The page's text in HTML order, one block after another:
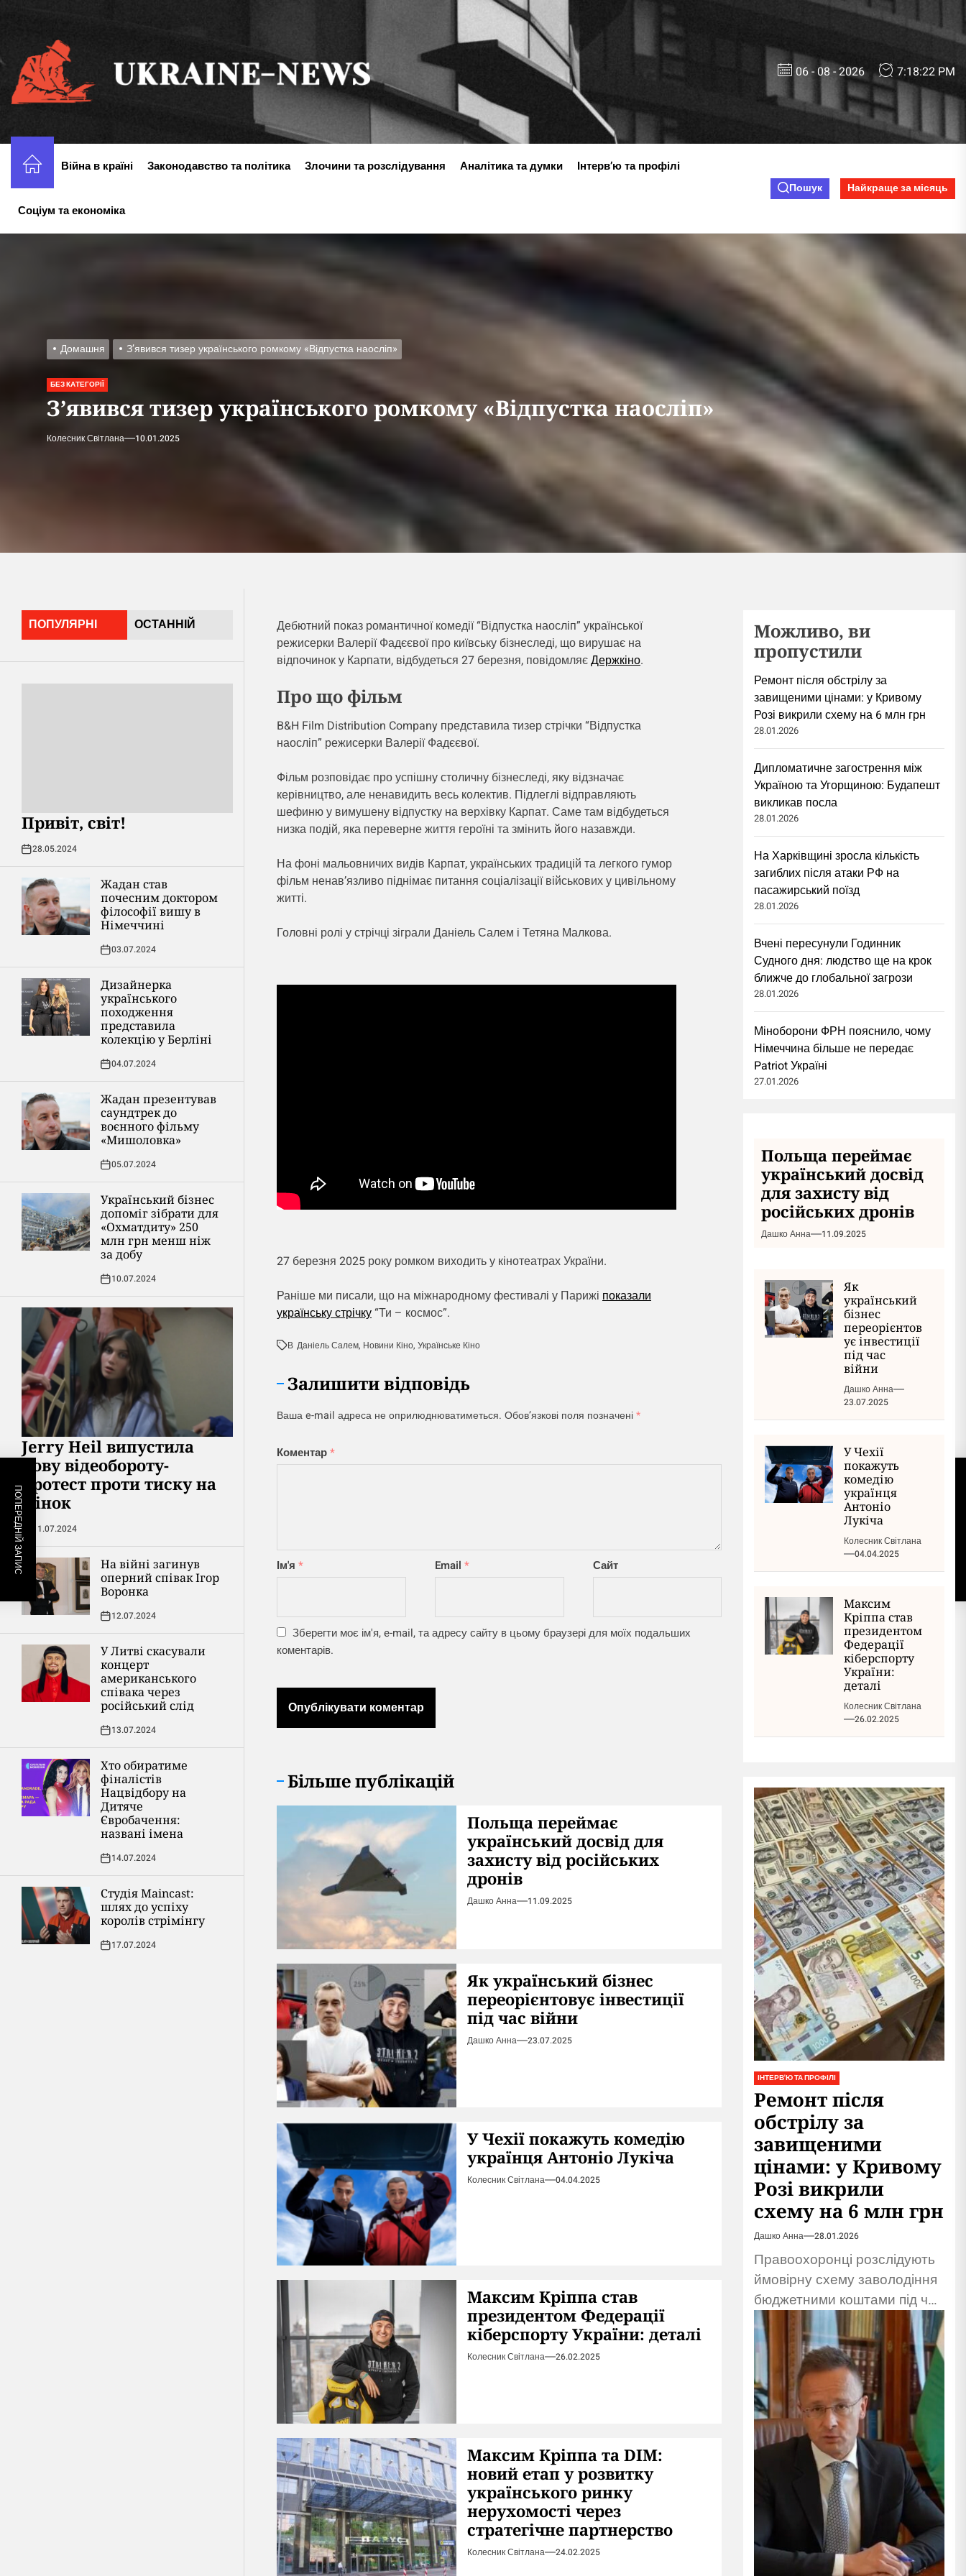
ukraine-
news.in.ua
06 - 08 - 2026 7:18:23 PM
Війна в країні Законодавство та політика Злочини та розслідування Аналітика та думки Інтерв’ю та профілі
Соціум та економіка
Пошук Найкраще за місяць
Домашня З’явився тизер українського ромкому «Відпустка наосліп»
БЕЗ КАТЕГОРІЇ
З’явився тизер українського ромкому «Відпустка наосліп»
Колесник Світлана 10.01.2025
ПОПУЛЯРНІ ОСТАННІЙ
Привіт, світ!
28.05.2024
Жадан став
почесним доктором
філософії вишу в
Німеччині
03.07.2024
Дизайнерка
українського
походження
представила
колекцію у Берліні
04.07.2024
Жадан презентував
саундтрек до
воєнного фільму
«Мишоловка»
05.07.2024
Український бізнес
допоміг зібрати для
«Охматдиту» 250
млн грн менш ніж
за добу
10.07.2024
Jerry Heil випустила
нову відеобороту-
протест проти тиску на
жінок
11.07.2024
На війні загинув
оперний співак Ігор
Воронка
12.07.2024
У Литві скасували
концерт
американського
співака через
російський слід
13.07.2024
Хто обиратиме
фіналістів
Нацвідбору на
Дитяче
Євробачення:
названі імена
14.07.2024
Студія Maincast:
шлях до успіху
королів стрімінгу
17.07.2024
Дебютний показ романтичної комедії “Відпустка наосліп” української
режисерки Валерії Фадєєвої про київську бізнеследі, що вирушає на
відпочинок у Карпати, відбудеться 27 березня, повідомляєДержкіно.
Про що фільм
B&H Film Distribution Company представила тизер стрічки “Відпустка
наосліп” режисерки Валерії Фадєєвої.
Фільм розповідає про успішну столичну бізнеследі, яку відзначає
керівництво, але ненавидить весь колектив. Підлеглі відправляють
шефиню у вимушену відпустку на верхівку Карпат. Саме там відбудеться
низка подій, яка переверне життя героїні та змінить його назавжди.
На фоні мальовничих видів Карпат, українських традицій та легкого гумор
фільм ненав’язливо піднімає питання соціалізації військових у цивільному
житті.
Головні ролі у стрічці зіграли Даніель Салем і Тетяна Малкова.
27 березня 2025 року ромком виходить у кінотеатрах України.
Раніше ми писали, що на міжнародному фестивалі у Парижі показали
українську стрічку“Ти – космос”.
В Даніель Салем, Новини Кіно, Українське Кіно
Залишити відповідь
Ваша e-mail адреса не оприлюднюватиметься. Обов’язкові поля позначені*
Коментар*
Ім'я * Email * Сайт
Зберегти моє ім'я, e-mail, та адресу сайту в цьому браузері для моїх подальших
коментарів.
ПОПЕРЕДНІЙ ЗАПИС
Більше публікацій
Польща переймає
український досвід для
захисту від російських
дронів
Дашко Анна 11.09.2025
Як український бізнес
переорієнтовує інвестиції
під час війни
Дашко Анна 23.07.2025
У Чехії покажуть комедію
українця Антоніо Лукіча
Колесник Світлана 04.04.2025
Максим Кріппа став
президентом Федерації
кіберспорту України: деталі
Колесник Світлана 26.02.2025
Максим Кріппа та DIM:
новий етап у розвитку
українського ринку
нерухомості через
стратегічне партнерство
Колесник Світлана 24.02.2025
Можливо, ви
пропустили
Ремонт після обстрілу за
завищеними цінами: у Кривому
Розі викрили схему на 6 млн грн
28.01.2026
Дипломатичне загострення між
Україною та Угорщиною: Будапешт
викликав посла
28.01.2026
На Харківщині зросла кількість
загиблих після атаки РФ на
пасажирський поїзд
28.01.2026
Вчені пересунули Годинник
Судного дня: людство ще на крок
ближче до глобальної загрози
28.01.2026
Міноборони ФРН пояснило, чому
Німеччина більше не передає
Patriot Україні
27.01.2026
Польща переймає
український досвід
для захисту від
російських дронів
Дашко Анна 11.09.2025
Як
український
бізнес
переорієнтов
ує інвестиції
під час
війни
Дашко Анна
23.07.2025
У Чехії
покажуть
комедію
українця
Антоніо
Лукіча
Колесник Світлана
04.04.2025
Максим
Кріппа став
президентом
Федерації
кіберспорту
України:
деталі
Колесник Світлана
26.02.2025
ІНТЕРВ'Ю ТА ПРОФІЛІ
Ремонт після
обстрілу за
завищеними
цінами: у Кривому
Розі викрили
схему на 6 млн грн
Дашко Анна 28.01.2026
Правоохоронці розслідують
ймовірну схему заволодіння
бюджетними коштами під час
ремонту гуртожитку після
обстрілу. Підозрюють
підприємців.